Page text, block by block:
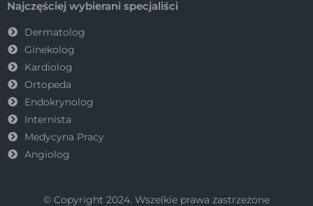
Najczęściej wybierani specjaliści
Dermatolog
Ginekolog
Kardiolog
Ortopeda
Endokrynolog
Internista
Medycyna Pracy
Angiolog
© Copyright 2024. Wszelkie prawa zastrzeżone